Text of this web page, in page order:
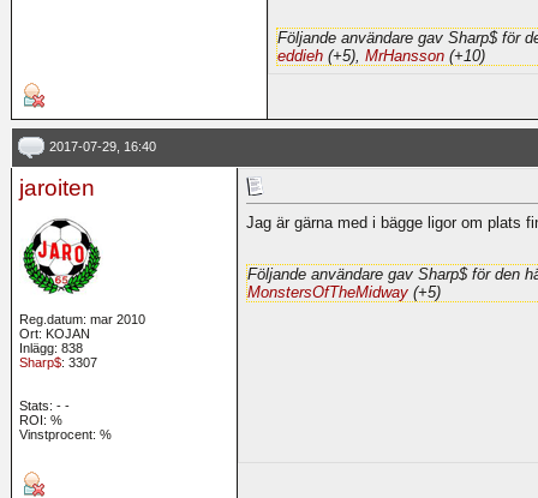
Följande användare gav Sharp$ för
eddieh (+5), MrHansson (+10)
2017-07-29, 16:40
jaroiten
Reg.datum: mar 2010
Ort: KOJAN
Inlägg: 838
Sharp$: 3307
Stats: - -
ROI: %
Vinstprocent: %
Jag är gärna med i bägge ligor om plats
Följande användare gav Sharp$ för den
MonstersOfTheMidway (+5)